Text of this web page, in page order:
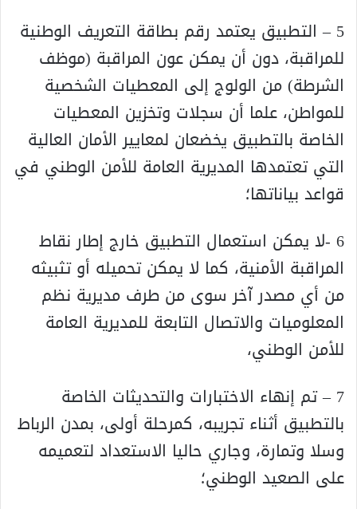
5 – التطبيق يعتمد رقم بطاقة التعريف الوطنية
للمراقبة، دون أن يمكن عون المراقبة (موظف
الشرطة) من الولوج إلى المعطيات الشخصية
للمواطن، علما أن سجلات وتخزين المعطيات
الخاصة بالتطبيق يخضعان لمعايير الأمان العالية
التي تعتمدها المديرية العامة للأمن الوطني في
قواعد بياناتها؛
6 -لا يمكن استعمال التطبيق خارج إطار نقاط
المراقبة الأمنية، كما لا يمكن تحميله أو تثبيثه
من أي مصدر آخر سوى من طرف مديرية نظم
المعلوميات والاتصال التابعة للمديرية العامة
للأمن الوطني،
7 – تم إنهاء الاختبارات والتحديثات الخاصة
بالتطبيق أثناء تجريبه، كمرحلة أولى، بمدن الرباط
وسلا وتمارة، وجاري حاليا الاستعداد لتعميمه
على الصعيد الوطني؛